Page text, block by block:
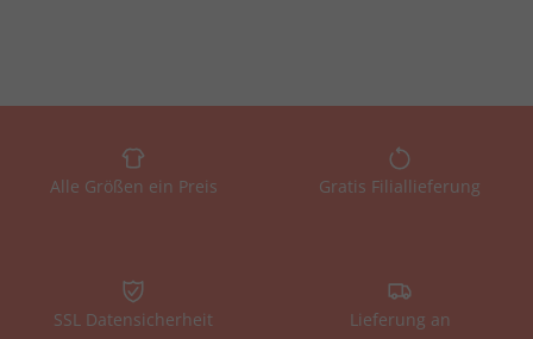
Alle Größen ein Preis Gratis Filiallieferung
SSL Datensicherheit
Lieferung an